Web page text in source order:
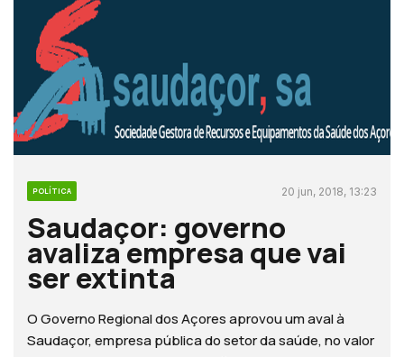
POLÍTICA 20 jun, 2018, 13:23
Saudaçor: governo
avaliza empresa que vai
ser extinta
O Governo Regional dos Açores aprovou um aval à
Saudaçor, empresa pública do setor da saúde, no valor